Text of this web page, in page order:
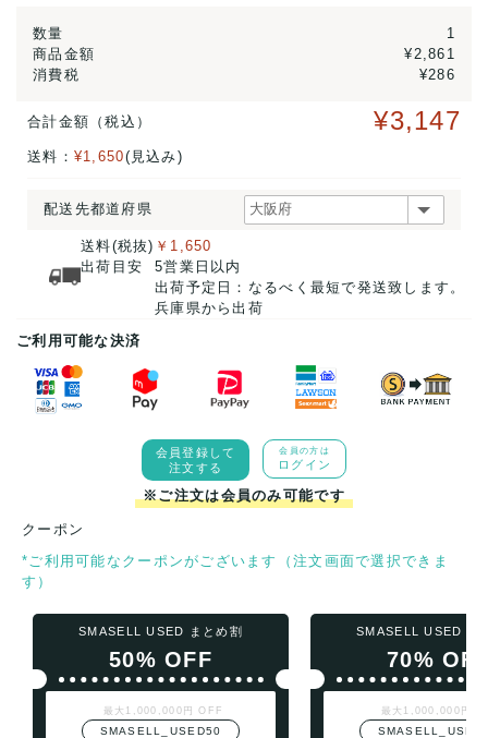
数量
1
商品金額
¥2,861
消費税
¥286
合計金額（税込） ¥3,147
送料： ¥1,650(見込み)
配送先都道府県
送料(税抜)
出荷目安
￥1,650
5営業日以内
出荷予定日：なるべく最短で発送致します。
兵庫県から出荷
ご利用可能な決済
会員登録して
注文する
会員の方は
ログイン
※ご注文は会員のみ可能です
クーポン
*ご利用可能なクーポンがございます（注文画面で選択できま
す）
SMASELL USED まとめ割
50% OFF
最大1,000,000円 OFF
SMASELL_USED50
SMASELL USED ま
70%
最大1,000,000円